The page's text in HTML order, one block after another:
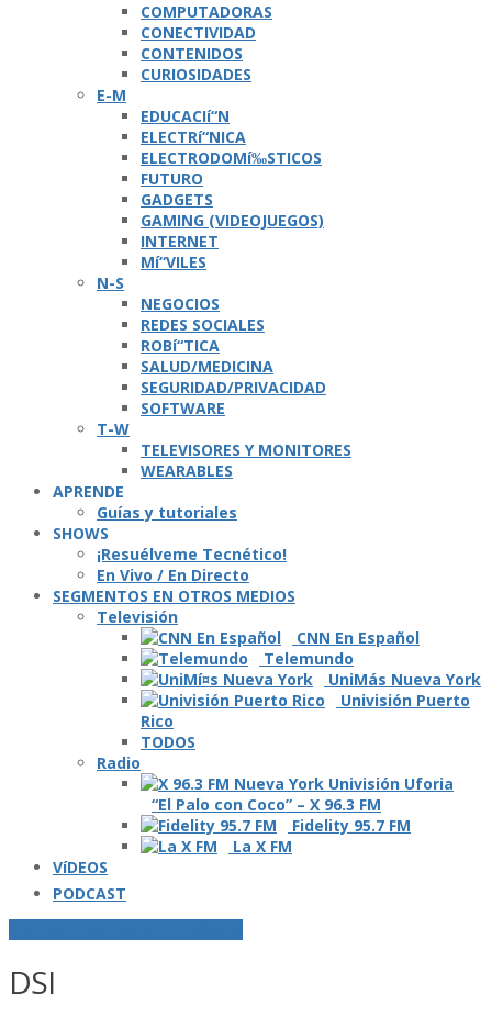
COMPUTADORAS
CONECTIVIDAD
CONTENIDOS
CURIOSIDADES
E-M
EDUCACIí“N
ELECTRí“NICA
ELECTRODOMí‰STICOS
FUTURO
GADGETS
GAMING (VIDEOJUEGOS)
INTERNET
Mí“VILES
N-S
NEGOCIOS
REDES SOCIALES
ROBí“TICA
SALUD/MEDICINA
SEGURIDAD/PRIVACIDAD
SOFTWARE
T-W
TELEVISORES Y MONITORES
WEARABLES
APRENDE
Guí­as y tutoriales
SHOWS
¡Resuélveme Tecnético!
En Vivo / En Directo
SEGMENTOS EN OTROS MEDIOS
Televisión
CNN En Español
Telemundo
UniMás Nueva York
Univisión Puerto
Rico
TODOS
Radio
“El Palo con Coco” – X 96.3 FM
Fidelity 95.7 FM
La X FM
VíDEOS
PODCAST
DSI